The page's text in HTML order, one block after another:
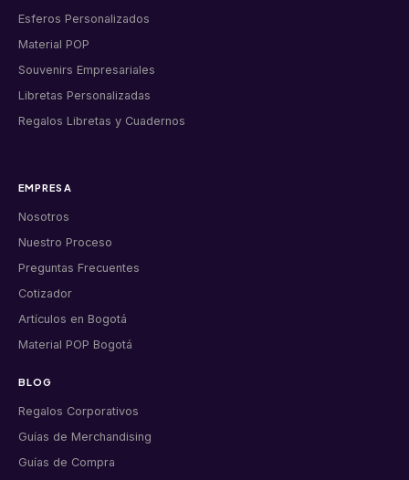
Esferos Personalizados
Material POP
Souvenirs Empresariales
Libretas Personalizadas
Regalos Libretas y Cuadernos
EMPRESA
Nosotros
Nuestro Proceso
Preguntas Frecuentes
Cotizador
Artículos en Bogotá
Material POP Bogotá
BLOG
Regalos Corporativos
Guías de Merchandising
Guías de Compra